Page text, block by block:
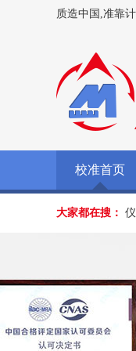
质造中国,准靠
校准首页
大家都在搜：